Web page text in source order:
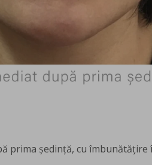
prima ședință, cu îmbunătățire